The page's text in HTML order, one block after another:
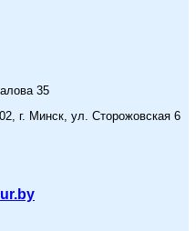
35
г. Минск, ул. Сторожовская 6